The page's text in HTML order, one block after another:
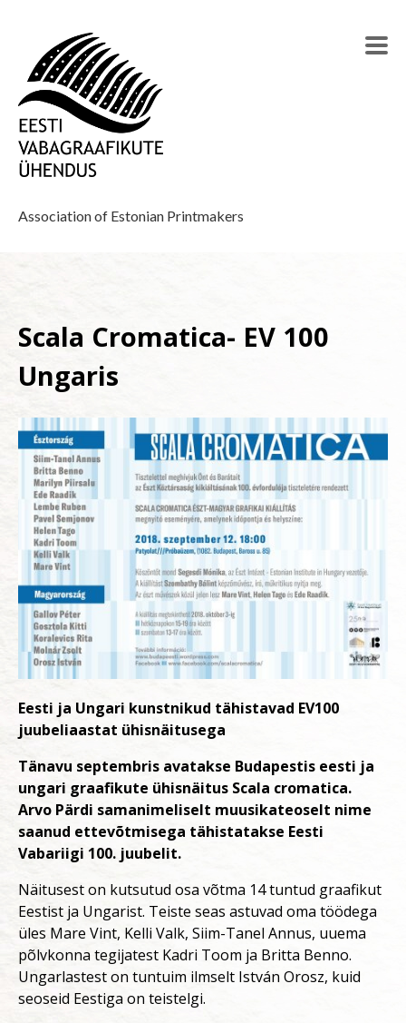
Association of Estonian Printmakers
Scala Cromatica- EV 100
Ungaris
Eesti ja Ungari kunstnikud tähistavad EV100
juubeliaastat ühisnäitusega
Tänavu septembris avatakse Budapestis eesti ja
ungari graafikute ühisnäitus Scala cromatica.
Arvo Pärdi samanimeliselt muusikateoselt nime
saanud ettevõtmisega tähistatakse Eesti
Vabariigi 100. juubelit.
Näitusest on kutsutud osa võtma 14 tuntud graafikut
Eestist ja Ungarist. Teiste seas astuvad oma töödega
üles Mare Vint, Kelli Valk, Siim-Tanel Annus, uuema
põlvkonna tegijatest Kadri Toom ja Britta Benno.
Ungarlastest on tuntuim ilmselt István Orosz, kuid
seoseid Eestiga on teistelgi.